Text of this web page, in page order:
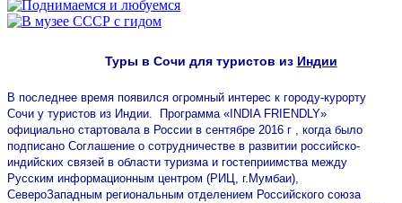
Туры в Сочи для туристов из Индии
В последнее время появился огромный интерес к городу-курорту
Сочи у туристов из Индии. Программа «INDIA FRIENDLY»
официально стартовала в России в сентябре 2016 г , когда было
подписано Соглашение о сотрудничестве в развитии российско-
индийских связей в области туризма и гостеприимства между
Русским информационным центром (РИЦ, г.Мумбаи),
СевероЗападным региональным отделением Российского союза